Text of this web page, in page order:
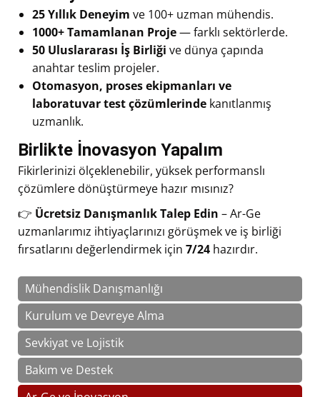
Mühendislik Danışmanlığı
Kurulum ve Devreye Alma
Sevkiyat ve Lojistik
Bakım ve Destek
25 Yıllık Deneyim ve 100+ uzman mühendis.
1000+ Tamamlanan Proje— farklı sektörlerde.
50 Uluslararası İş Birliği ve dünya çapında
anahtar teslim projeler.
Otomasyon, proses ekipmanları ve
laboratuvar test çözümlerinde kanıtlanmış
uzmanlık.
Birlikte İnovasyon Yapalım
Fikirlerinizi ölçeklenebilir, yüksek performanslı
çözümlere dönüştürmeye hazır mısınız?
👉 Ücretsiz Danışmanlık Talep Edin – Ar-Ge
uzmanlarımız ihtiyaçlarınızı görüşmek ve iş birliği
fırsatlarını değerlendirmek için 7/24 hazırdır.